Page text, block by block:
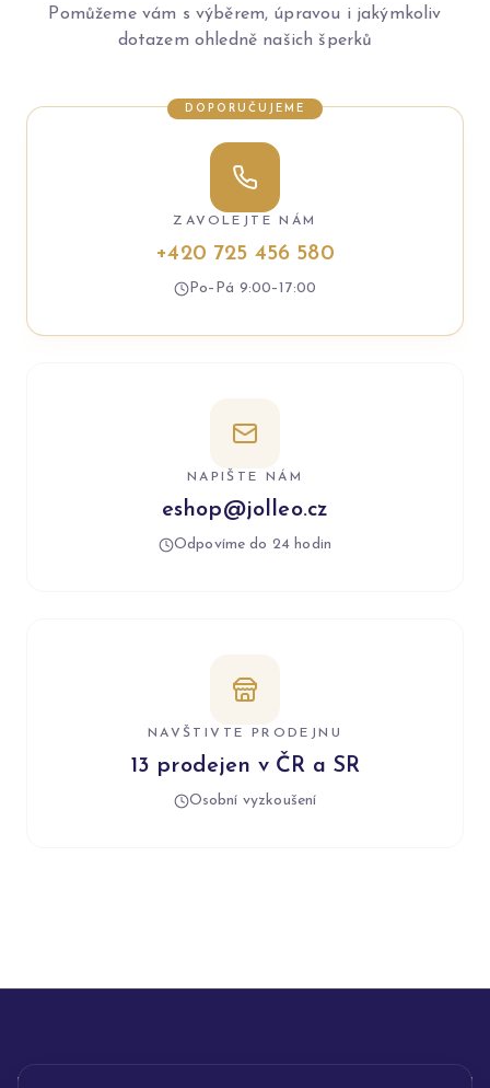
Pomůžeme vám s výběrem, úpravou i jakýmkoliv
dotazem ohledně našich šperků
DOPORUČUJEME
ZAVOLEJTE NÁM
+420 725 456 580
Po–Pá 9:00–17:00
NAPIŠTE NÁM
eshop@jolleo.cz
Odpovíme do 24 hodin
NAVŠTIVTE PRODEJNU
13 prodejen v ČR a SR
Osobní vyzkoušení